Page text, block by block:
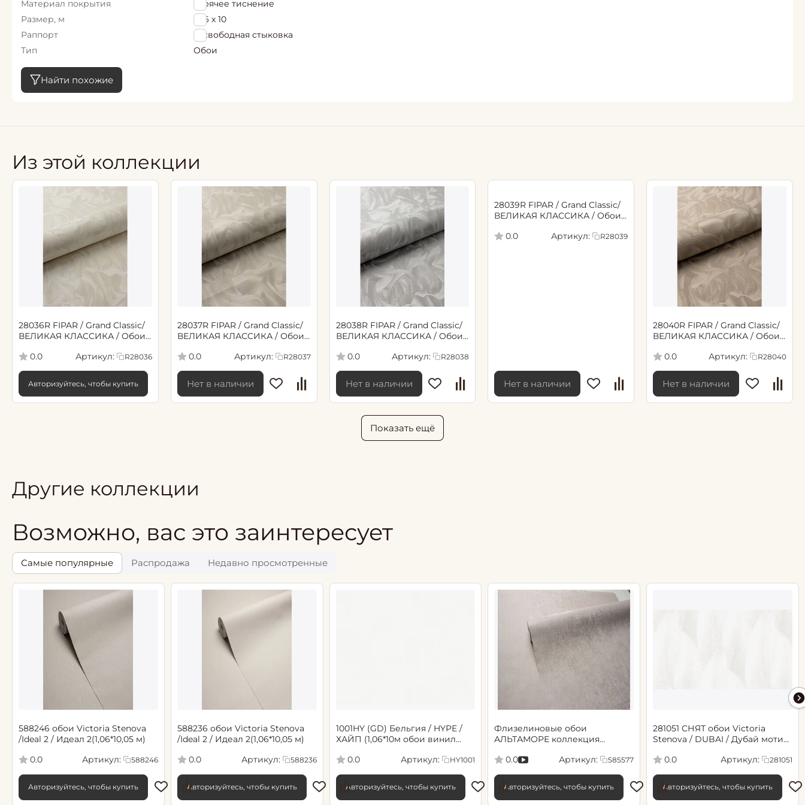
Материал покрытия
горячее тиснение
Размер, м
1,06 х 10
Раппорт
0, свободная стыковка
Тип
Обои
Найти похожие
Из этой коллекции
28036R FIPAR / Grand Classic/
ВЕЛИКАЯ КЛАССИКА / Обои
0.0
Артикул: R28036
Авторизуйтесь, чтобы купить
28037R FIPAR / Grand Classic/
ВЕЛИКАЯ КЛАССИКА / Обои
0.0
Артикул: R28037
Нет в наличии
28038R FIPAR / Grand Classic/
ВЕЛИКАЯ КЛАССИКА / Обои
0.0
Артикул: R28038
Нет в наличии
28039R FIPAR / Grand Classic/
ВЕЛИКАЯ КЛАССИКА / Обои
0.0
Артикул: R28039
Нет в наличии
28040R FIPAR / Grand Classic/
ВЕЛИКАЯ КЛАССИКА / Обои
0.0
Артикул: R28040
Нет в наличии
Показать ещё
Другие коллекции
Возможно, вас это заинтересует
Самые популярные Распродажа Недавно просмотренные
588246 обои Victoria Stenova
/Ideal 2 / Идеал 2(1,06*10,05 м)
0.0
Артикул: 588246
Авторизуйтесь, чтобы купить
588236 обои Victoria Stenova
/Ideal 2 / Идеал 2(1,06*10,05 м)
0.0
Артикул: 588236
Авторизуйтесь, чтобы купить
1001HY (GD) Бельгия / HYPE /
ХАЙП (1,06*10м обои винил
0.0
Артикул: HY1001
Авторизуйтесь, чтобы купить
Флизелиновые обои
АЛЬТАМОРЕ коллекция
0.0
Артикул: 585577
Авторизуйтесь, чтобы купить
281051 СНЯТ обои Victoria
Stenova / DUBAI / Дубай мотив
0.0
Артикул: 281051
Авторизуйтесь, чтобы купить